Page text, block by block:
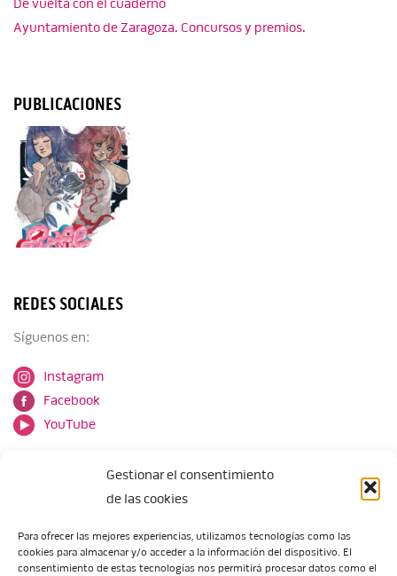
Gestionar el consentimiento
de las cookies
Para ofrecer las mejores experiencias, utilizamos tecnologías como las
cookies para almacenar y/o acceder a la información del dispositivo. El
consentimiento de estas tecnologías nos permitirá procesar datos como el
Ayuntamiento de Zaragoza. Concursos y premios.
PUBLICACIONES
REDES SOCIALES
Síguenos en:
Instagram
Facebook
YouTube
Escuela de Arte de Zaragoza